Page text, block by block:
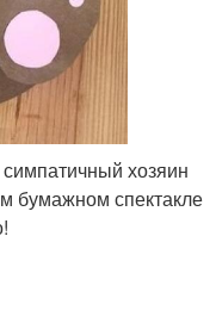
хозяин
бумажном спектакле